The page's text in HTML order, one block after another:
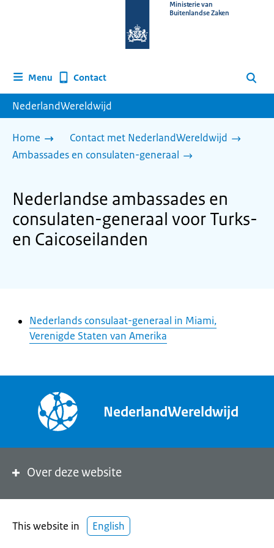
homepage
Ministerie van
Buitenlandse Zaken
Menu Contact Zoeken
NederlandWereldwijd
Home
Contact met NederlandWereldwijd
Ambassades en consulaten-generaal
Nederlandse ambassades en
consulaten-generaal voor Turks-
en Caicoseilanden
Nederlands consulaat-generaal in Miami,
Verenigde Staten van Amerika
NederlandWereldwijd
Over deze website
This website in English